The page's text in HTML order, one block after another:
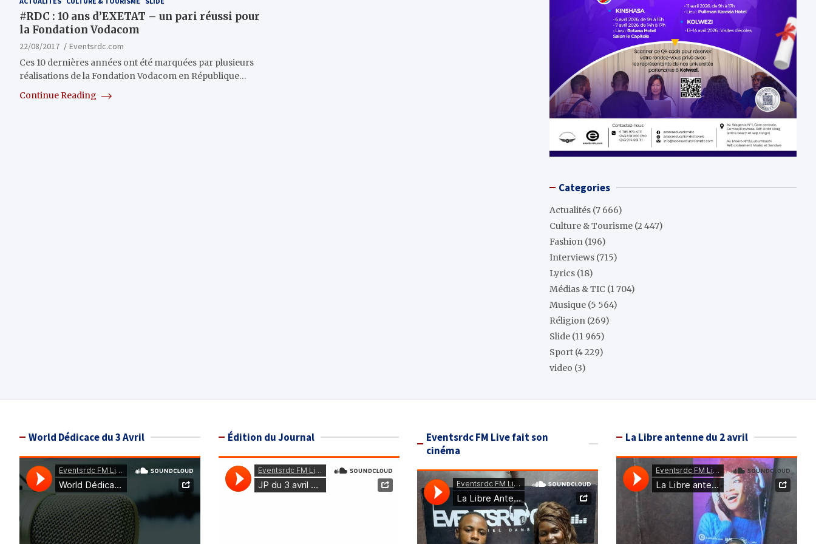
#RDC : 10 ans d’EXETAT – un pari réussi pour
la Fondation Vodacom
22/08/2017
Eventsrdc.com
Ces 10 dernières années ont été marquées par plusieurs
réalisations de la Fondation Vodacom en République…
Continue Reading
Categories
Actualités (7 666)
Culture & Tourisme (2 447)
Fashion (196)
Interviews (715)
Lyrics (18)
Médias & TIC (1 704)
Musique (5 564)
Réligion (269)
Slide (11 965)
Sport (4 229)
video (3)
World Dédicace du 3 Avril Édition du Journal
Eventsrdc FM Live fait son
cinéma
La Libre antenne du 2 avril